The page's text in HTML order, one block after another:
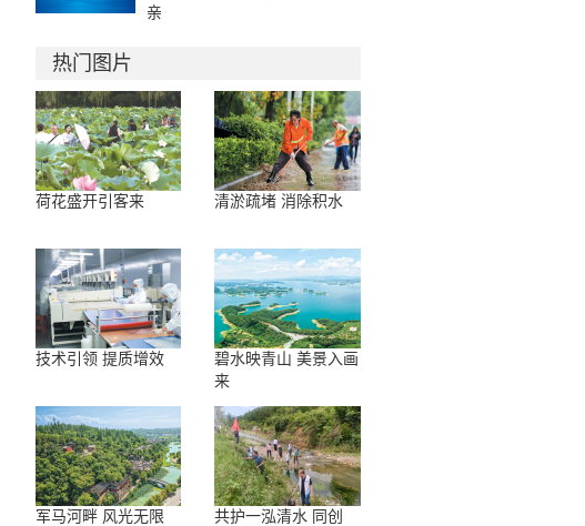
亲
热门图片
荷花盛开引客来 清淤疏堵 消除积水
技术引领 提质增效
碧水映青山 美景入画
来
军马河畔 风光无限
共护一泓清水 同创